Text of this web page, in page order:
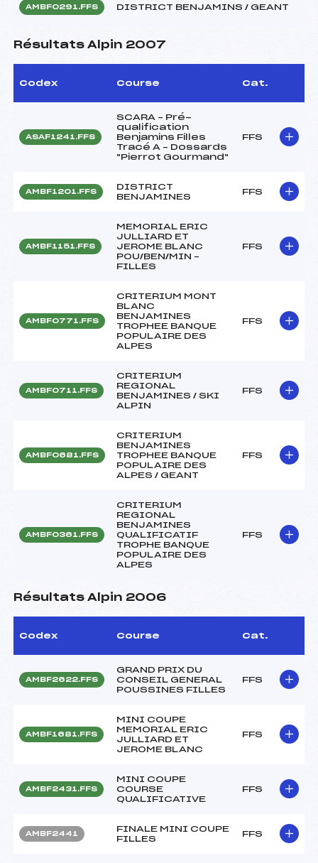
AMBF0291.FFS DISTRICT BENJAMINS / GEANT
Résultats Alpin 2007
Codex Course Cat.
ASAF1241.FFS
SCARA – Pré-
qualification
Benjamins Filles
Tracé A – Dossards
"Pierrot Gourmand"
FFS
AMBF1201.FFS
DISTRICT
BENJAMINES
FFS
AMBF1151.FFS
MEMORIAL ERIC
JULLIARD ET
JEROME BLANC
POU/BEN/MIN –
FILLES
FFS
AMBF0771.FFS
CRITERIUM MONT
BLANC
BENJAMINES
TROPHEE BANQUE
POPULAIRE DES
ALPES
FFS
AMBF0711.FFS
CRITERIUM
REGIONAL
BENJAMINES / SKI
ALPIN
FFS
AMBF0681.FFS
CRITERIUM
BENJAMINES
TROPHEE BANQUE
POPULAIRE DES
ALPES / GEANT
FFS
AMBF0361.FFS
CRITERIUM
REGIONAL
BENJAMINES
QUALIFICATIF
TROPHE BANQUE
POPULAIRE DES
ALPES
FFS
Résultats Alpin 2006
Codex Course Cat.
AMBF2622.FFS
GRAND PRIX DU
CONSEIL GENERAL
POUSSINES FILLES
FFS
AMBF1681.FFS
MINI COUPE
MEMORIAL ERIC
JULLIARD ET
JEROME BLANC
FFS
AMBF2431.FFS
MINI COUPE
COURSE
QUALIFICATIVE
FFS
AMBF2441
FINALE MINI COUPE
FILLES
FFS